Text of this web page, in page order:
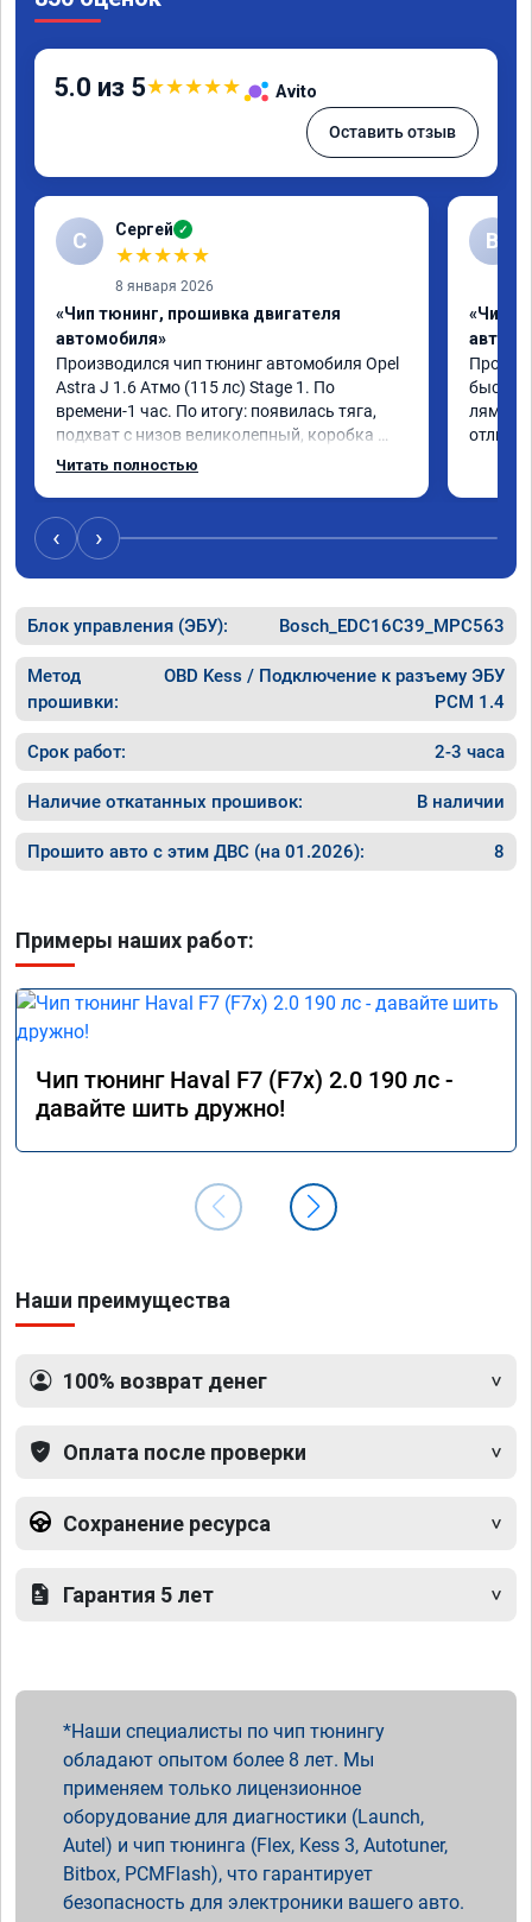
5.0 из 5★★★★★ Avito
Оставить отзыв
С Сергей ✓
★★★★★
8 января 2026
«Чип тюнинг, прошивка двигателя
автомобиля»
Производился чип тюнинг автомобиля Opel
Astra J 1.6 Атмо (115 лс) Stage 1. По
времени-1 час. По итогу: появилась тяга,
подхват с низов великолепный, коробка
стала работать плавнее. На трассе быстрее
доволен как слон ))) Рекомендую
компанию!
Читать полностью
В
«Чип
быстро
лямбде
отлично
‹ ›
Блок управления (ЭБУ): Bosch_EDC16C39_MPC563
Метод
прошивки:
OBD Kess / Подключение к разъему ЭБУ
PCM 1.4
Срок работ: 2-3 часа
Наличие откатанных прошивок: В наличии
Прошито авто с этим ДВС (на 01.2026): 8
Примеры наших работ:
Чип тюнинг Haval F7 (F7x) 2.0 190 лс -
давайте шить дружно!
Наши преимущества
100% возврат денег
Оплата после проверки
Сохранение ресурса
Гарантия 5 лет
Наши специалисты по чип тюнингу
обладают опытом более 8 лет. Мы
применяем только лицензионное
оборудование для диагностики (Launch,
Autel) и чип тюнинга (Flex, Kess 3, Autotuner,
Bitbox, PCMFlash), что гарантирует
безопасность для электроники вашего авто.